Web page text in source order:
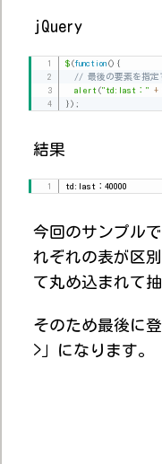
jQuery
$ (function () {
// 最後の要素を指定
alert ("td:last：" +
} ) ;
結果
td:last：40000
今回のサンプル
れぞれの表が区
て丸め込まれて
そのため最後に
>」になります。